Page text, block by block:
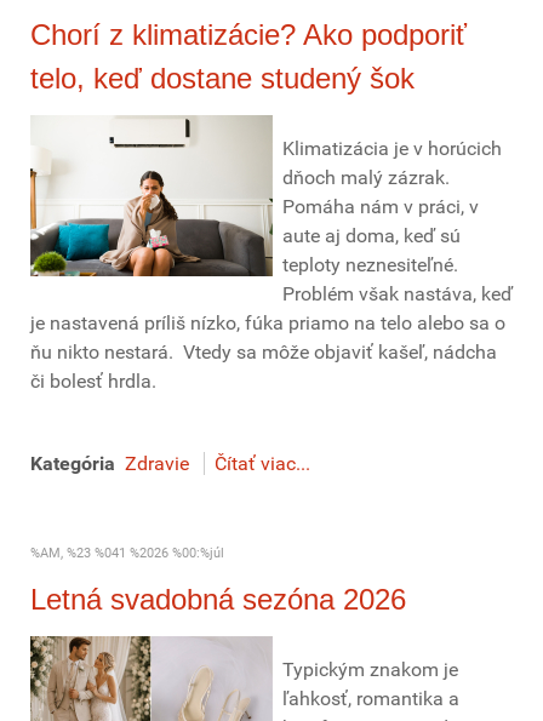
Chorí z klimatizácie? Ako podporiť
telo, keď dostane studený šok
Klimatizácia je v horúcich
dňoch malý zázrak.
Pomáha nám v práci, v
aute aj doma, keď sú
teploty neznesiteľné.
Problém však nastáva, keď
je nastavená príliš nízko, fúka priamo na telo alebo sa o
ňu nikto nestará. Vtedy sa môže objaviť kašeľ, nádcha
či bolesť hrdla.
Kategória Zdravie Čítať viac...
%AM, %23 %041 %2026 %00:%júl
Letná svadobná sezóna 2026
Typickým znakom je
ľahkosť, romantika a